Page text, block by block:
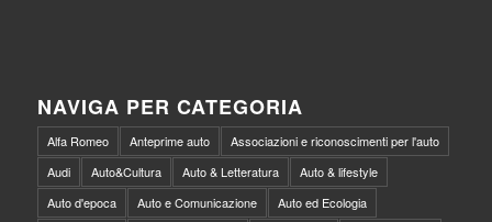
NAVIGA PER CATEGORIA
Alfa Romeo Anteprime auto
Associazioni e riconoscimenti per l'auto
Audi
Auto&Cultura Auto & Letteratura
Auto & lifestyle
Auto d'epoca
Auto e Comunicazione
Auto ed Ecologia